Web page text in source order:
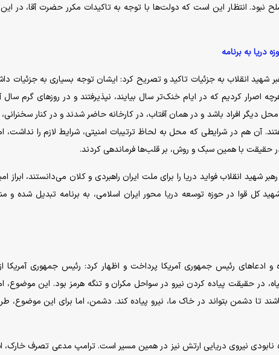
نبود. انتظار این است که دولت‌ها با توجه به تاکیدات مکرر حضرت آقا، در این
دریا به برنامه
انقلاب به جزئیات تاکید و تصریح کرد: ایشان توجه بسیاری به جزئیات
اصرار کردیم که در ایام خنک‌تر سال بیایند، نپذیرفتند و در روز‌های گرم سال
دیگر افراد باشد و در همان آفتاب، در کارخانه حاضر شدند و در کنار
آن هم در شرایطی که محل به لحاظ ترتیبات امنیتی، شرایط لازم را نداشت،
حقیقت با همین سبک و روش، بر قلب‌ها فرماندهی کردند.
انقلاب فواید دریا را برای ملت ایران راهبردی و کلان می‌دانستند، ابراز
کل قوا در حوزه توسعه دریا محور ایران اسلامی، به برنامه تبدیل شده و
بخش دیگری از اظهارات خود، به جنگ ۴۰ روزه و ادعا‌های رئیس جمهوری آمریکا پرداخت و اظهار کرد: رئیس جمهوری
در حقیقت پیاده کردن نیرو در سواحل مکران و تنگه هرمز بود. این موضوع،
۹۰ میلیون ایرانی، مرده باشند تا دشمن بتواند در خاک ما، نیرو پیاده کند. دشمن، اما برای این موضوع،
نابودی نیروی دریایی ارتش نیز در همین مسیر است. ترامپ مدعی تصرف خارک،